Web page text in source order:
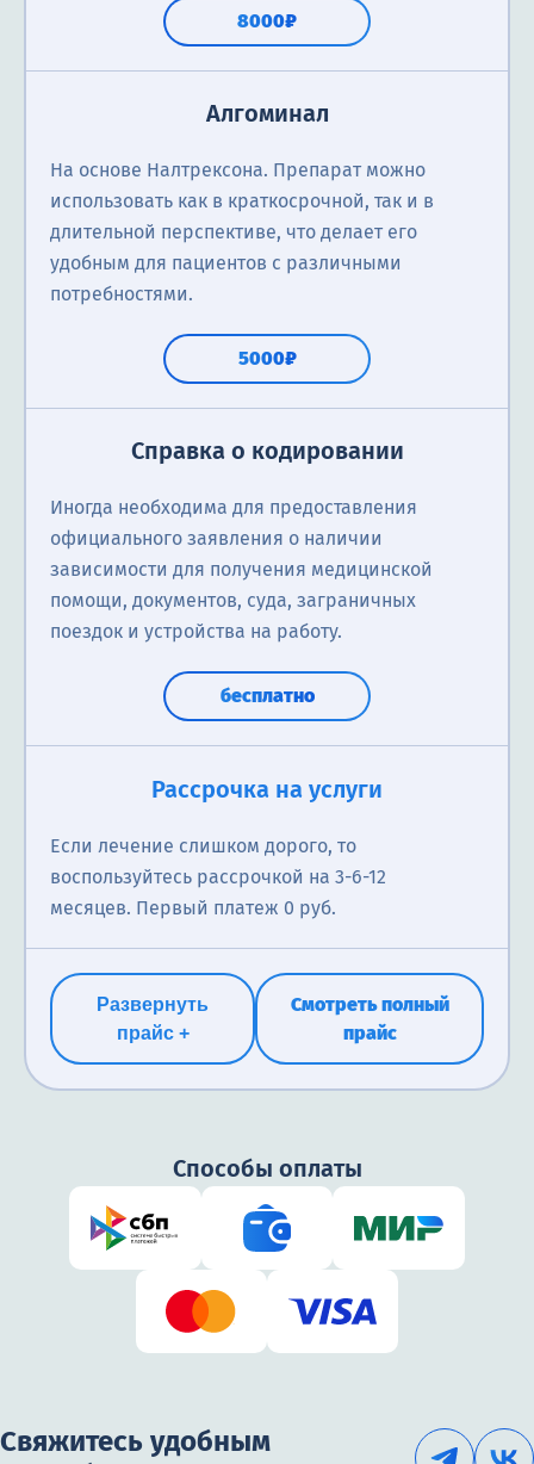
8000₽
Алгоминал
На основе Налтрексона. Препарат можно
использовать как в краткосрочной, так и в
длительной перспективе, что делает его
удобным для пациентов с различными
потребностями.
5000₽
Справка о кодировании
Иногда необходима для предоставления
официального заявления о наличии
зависимости для получения медицинской
помощи, документов, суда, заграничных
поездок и устройства на работу.
бесплатно
ответы на вопросы, рекомендации и пошаговые
советы. Помогаем разобраться в проблеме и
наметить решение в удобное для вас время.
Бесплатно
Рассрочка на услуги
Если лечение слишком дорого, то
воспользуйтесь рассрочкой на 3-6-12
месяцев. Первый платеж 0 руб.
Развернуть
прайс +
Смотреть полный
прайс
Способы оплаты
Свяжитесь удобным